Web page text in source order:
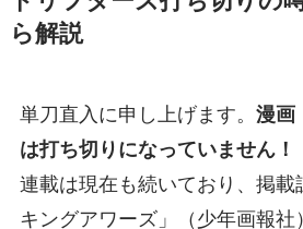
ら解説
単刀直入に申し上げます。 漫画
は打ち切りになっていません！
連載は現在も続いており、掲載
キングアワーズ」（少年画報社